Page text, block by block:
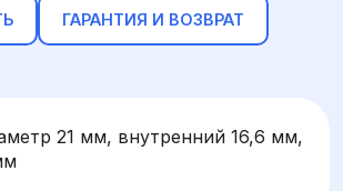
ГАРАНТИЯ И ВОЗВРАТ
21 мм, внутренний 16,6 мм,